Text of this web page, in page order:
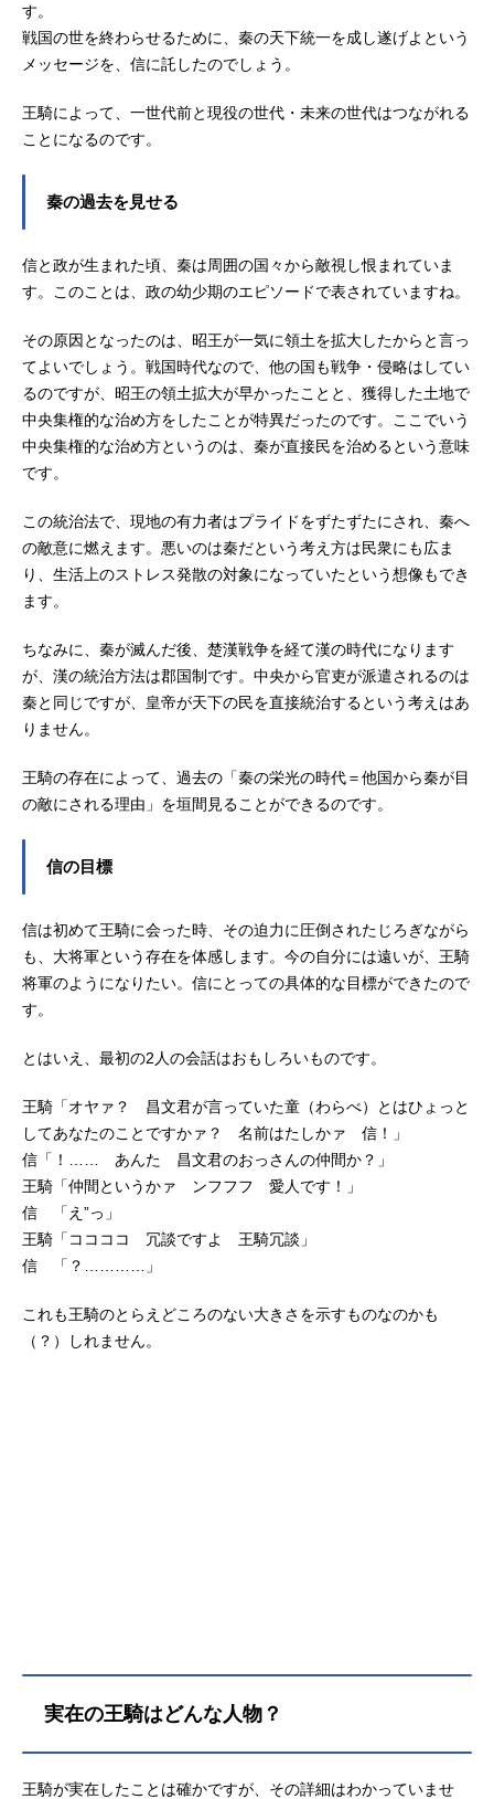
す。
戦国の世を終わらせるために、秦の天下統一を成し遂げよという
メッセージを、信に託したのでしょう。
王騎によって、一世代前と現役の世代・未来の世代はつながれる
ことになるのです。
秦の過去を見せる
信と政が生まれた頃、秦は周囲の国々から敵視し恨まれていま
す。このことは、政の幼少期のエピソードで表されていますね。
その原因となったのは、昭王が一気に領土を拡大したからと言っ
てよいでしょう。戦国時代なので、他の国も戦争・侵略はしてい
るのですが、昭王の領土拡大が早かったことと、獲得した土地で
中央集権的な治め方をしたことが特異だったのです。ここでいう
中央集権的な治め方というのは、秦が直接民を治めるという意味
です。
この統治法で、現地の有力者はプライドをずたずたにされ、秦へ
の敵意に燃えます。悪いのは秦だという考え方は民衆にも広ま
り、生活上のストレス発散の対象になっていたという想像もでき
ます。
ちなみに、秦が滅んだ後、楚漢戦争を経て漢の時代になります
が、漢の統治方法は郡国制です。中央から官吏が派遣されるのは
秦と同じですが、皇帝が天下の民を直接統治するという考えはあ
りません。
王騎の存在によって、過去の「秦の栄光の時代＝他国から秦が目
の敵にされる理由」を垣間見ることができるのです。
信の目標
信は初めて王騎に会った時、その迫力に圧倒されたじろぎながら
も、大将軍という存在を体感します。今の自分には遠いが、王騎
将軍のようになりたい。信にとっての具体的な目標ができたので
す。
とはいえ、最初の2人の会話はおもしろいものです。
王騎「オヤァ？ 昌文君が言っていた童（わらべ）とはひょっと
してあなたのことですかァ？ 名前はたしかァ 信！」
信「！…… あんた 昌文君のおっさんの仲間か？」
王騎「仲間というかァ ンフフフ 愛人です！」
信 「え”っ」
王騎「ココココ 冗談ですよ 王騎冗談」
信 「？…………」
これも王騎のとらえどころのない大きさを示すものなのかも
（？）しれません。
実在の王騎はどんな人物？
王騎が実在したことは確かですが、その詳細はわかっていませ